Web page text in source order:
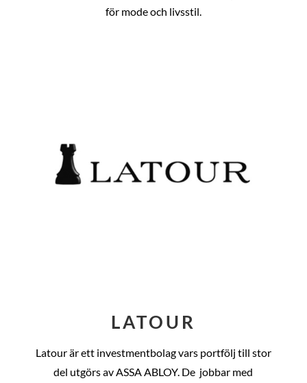
för mode och livsstil.
LATOUR
Latour är ett investmentbolag vars portfölj till stor
del utgörs av ASSA ABLOY. De jobbar med